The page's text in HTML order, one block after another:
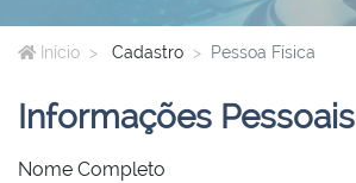
Início Cadastro Pessoa Física
Informações Pessoais
Nome Completo